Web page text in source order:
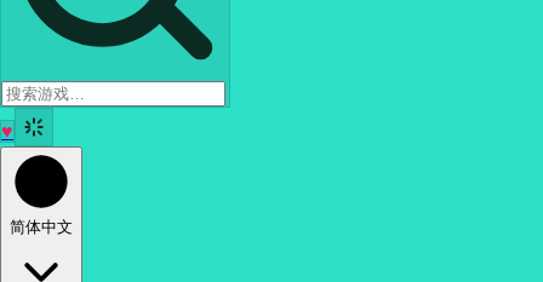
♥
简体中文